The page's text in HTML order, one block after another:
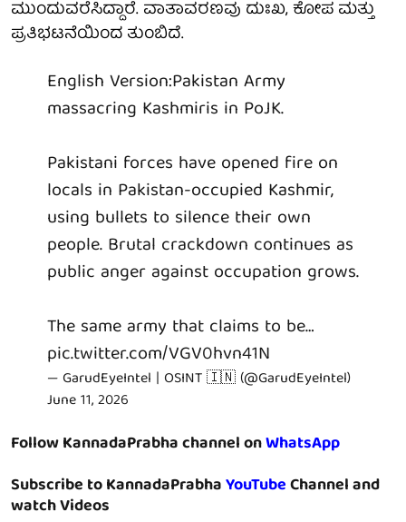
ಮುಂದುವರೆಸಿದ್ದಾರೆ. ವಾತಾವರಣವು ದುಃಖ, ಕೋಪ ಮತ್ತು
ಪ್ರತಿಭಟನೆಯಿಂದ ತುಂಬಿದೆ.
English Version:Pakistan Army
massacring Kashmiris in PoJK.
Pakistani forces have opened fire on
locals in Pakistan-occupied Kashmir,
using bullets to silence their own
people. Brutal crackdown continues as
public anger against occupation grows.
The same army that claims to be…
pic.twitter.com/VGV0hvn41N
— GarudEyeIntel | OSINT 🇮🇳 (@GarudEyeIntel)
June 11, 2026
Follow KannadaPrabha channel onWhatsApp
Subscribe to KannadaPrabhaYouTubeChannel and
watch Videos